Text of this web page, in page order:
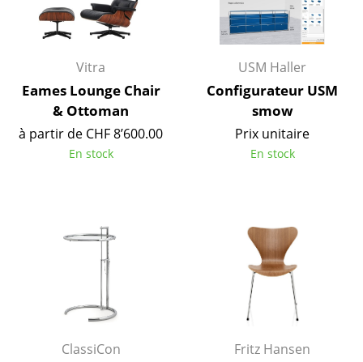
Tables
Tables d’appoint
Tables basses
Bureaux & Secrétaires
Tables hautes & Pupitres
Tables enfants
Table de jardin
Chariots & Dessertes
Vitra
Eames Lounge Chair
& Ottoman
à partir de CHF 8’600.00
En stock
USM Haller
Configurateur USM
smow
Prix unitaire
En stock
ClassiCon Fritz Hansen